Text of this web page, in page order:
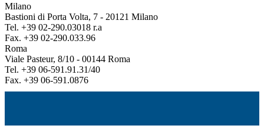
Milano
Bastioni di Porta Volta, 7 - 20121 Milano
Tel. +39 02-290.03018 r.a
Fax. +39 02-290.033.96
Roma
Viale Pasteur, 8/10 - 00144 Roma
Tel. +39 06-591.91.31/40
Fax. +39 06-591.0876